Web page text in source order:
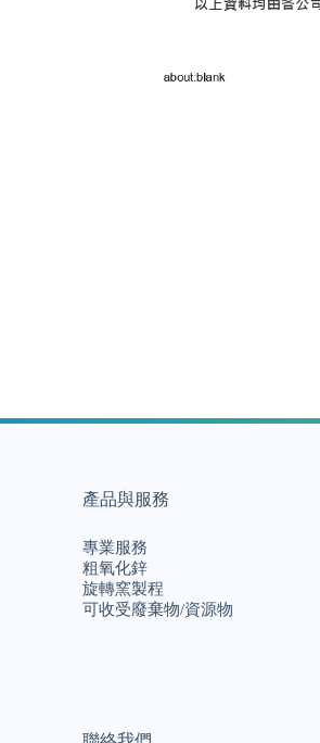
產品與服務
專業服務
粗氧化鋅
旋轉窯製程
可收受廢棄物/資源物